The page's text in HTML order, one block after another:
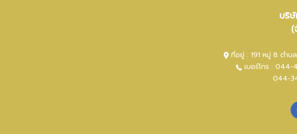
บริ
ที่อยู่ : 191 หมู่ 8 ตำบ
เบอร์โทร : 044-
044-